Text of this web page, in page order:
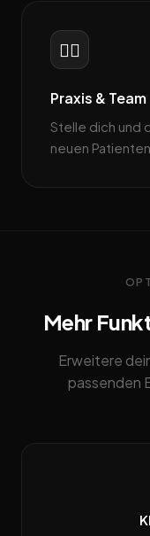
👨‍⚕️
Praxis & Team
Stelle dich und
neuen
Mehr
Erweitere
passenden